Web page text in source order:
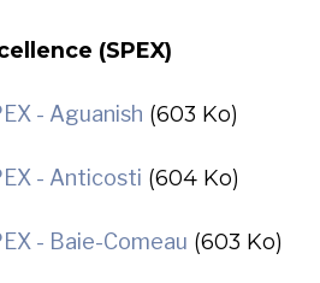
(SPEX)
- Aguanish (603 Ko)
- Anticosti (604 Ko)
- Baie-Comeau (603 Ko)